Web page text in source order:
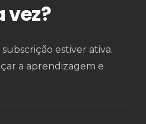
vez?
estiver ativa.
a aprendizagem e